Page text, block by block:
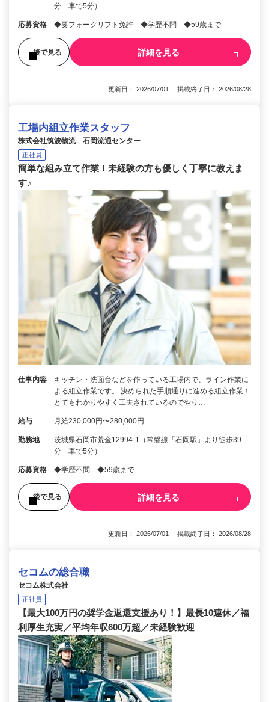
分 車で5分）
応募資格 ◆要フォークリフト免許 ◆学歴不問 ◆59歳まで
後で見る 詳細を見る
更新日： 2026/07/01 掲載終了日： 2026/08/28
工場内組立作業スタッフ
株式会社筑波物流 石岡流通センター
正社員
簡単な組み立て作業！未経験の方も優しく丁寧に教えま
す♪
仕事内容
キッチン・洗面台などを作っている工場内で、ライン作業に
よる組立作業です。 決められた手順通りに進める組立作業！
とてもわかりやすく工夫されているのでやり…
給与 月給230,000円〜280,000円
勤務地
茨城県石岡市荒金12994-1（常磐線「石岡駅」より徒歩39
分 車で5分）
応募資格 ◆学歴不問 ◆59歳まで
後で見る 詳細を見る
更新日： 2026/07/01 掲載終了日： 2026/08/28
セコムの総合職
セコム株式会社
正社員
【最大100万円の奨学金返還支援あり！】最長10連休／福
利厚生充実／平均年収600万超／未経験歓迎